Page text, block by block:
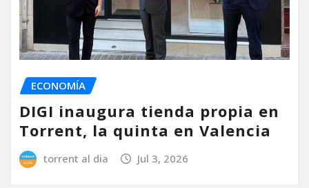
ECONOMÍA
DIGI inaugura tienda propia en
Torrent, la quinta en Valencia
torrent al dia Jul 3, 2026